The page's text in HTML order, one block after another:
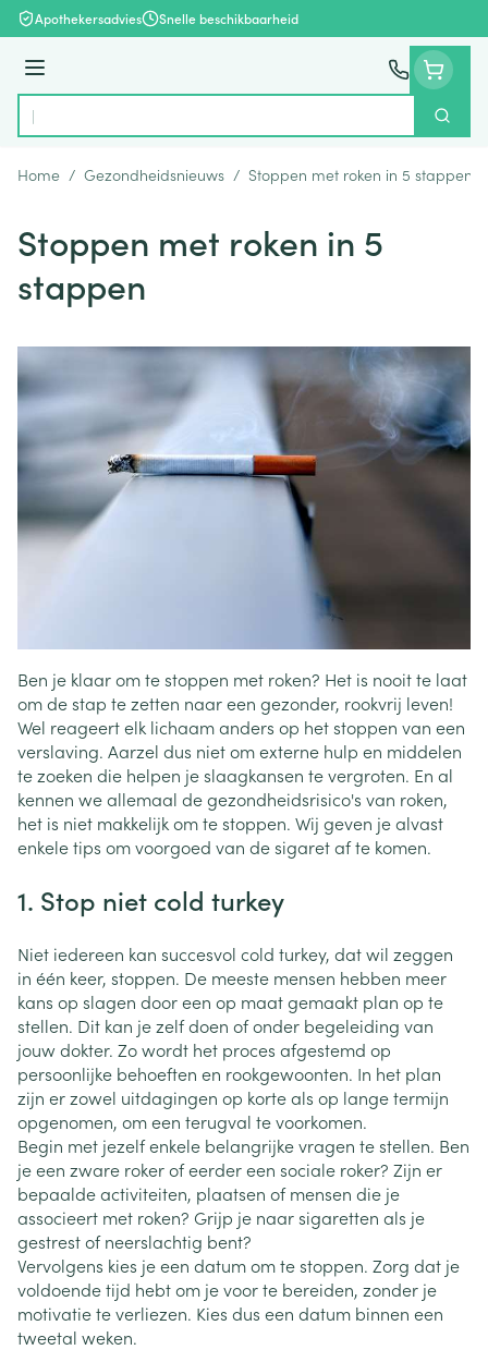
Ga naar de inhoud
Apothekersadvies Snelle beschikbaarheid
Menu
Product, merk, categorie...
Zoek
Home / Gezondheidsnieuws / Stoppen met roken in 5 stappen
Stoppen met roken in 5
stappen
Ben je klaar om te stoppen met roken? Het is nooit te laat
om de stap te zetten naar een gezonder, rookvrij leven!
Wel reageert elk lichaam anders op het stoppen van een
verslaving. Aarzel dus niet om externe hulp en middelen
te zoeken die helpen je slaagkansen te vergroten. En al
kennen we allemaal de gezondheidsrisico's van roken,
het is niet makkelijk om te stoppen. Wij geven je alvast
enkele tips om voorgoed van de sigaret af te komen.
1. Stop niet cold turkey
Niet iedereen kan succesvol cold turkey, dat wil zeggen
in één keer, stoppen. De meeste mensen hebben meer
kans op slagen door een op maat gemaakt plan op te
stellen. Dit kan je zelf doen of onder begeleiding van
jouw dokter. Zo wordt het proces afgestemd op
persoonlijke behoeften en rookgewoonten. In het plan
zijn er zowel uitdagingen op korte als op lange termijn
opgenomen, om een terugval te voorkomen.
Begin met jezelf enkele belangrijke vragen te stellen. Ben
je een zware roker of eerder een sociale roker? Zijn er
bepaalde activiteiten, plaatsen of mensen die je
associeert met roken? Grijp je naar sigaretten als je
gestrest of neerslachtig bent?
Vervolgens kies je een datum om te stoppen. Zorg dat je
voldoende tijd hebt om je voor te bereiden, zonder je
motivatie te verliezen. Kies dus een datum binnen een
tweetal weken.